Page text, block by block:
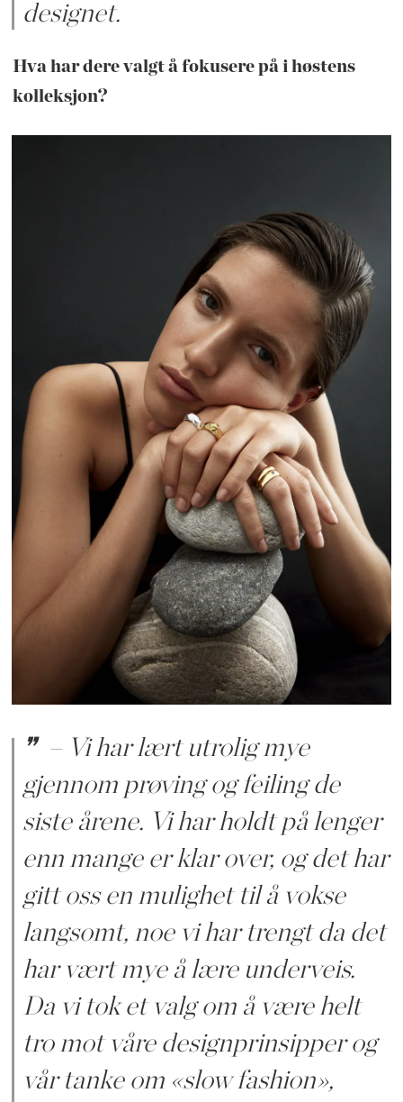
designet.
Hva har dere valgt å fokusere på i høstens
kolleksjon?
– Vi har lært utrolig mye
gjennom prøving og feiling de
siste årene. Vi har holdt på lenger
enn mange er klar over, og det har
gitt oss en mulighet til å vokse
langsomt, noe vi har trengt da det
har vært mye å lære underveis.
Da vi tok et valg om å være helt
tro mot våre designprinsipper og
vår tanke om «slow fashion»,